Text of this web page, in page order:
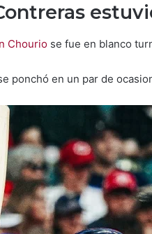
Chourio se fue en blanco
ponchó en un par de